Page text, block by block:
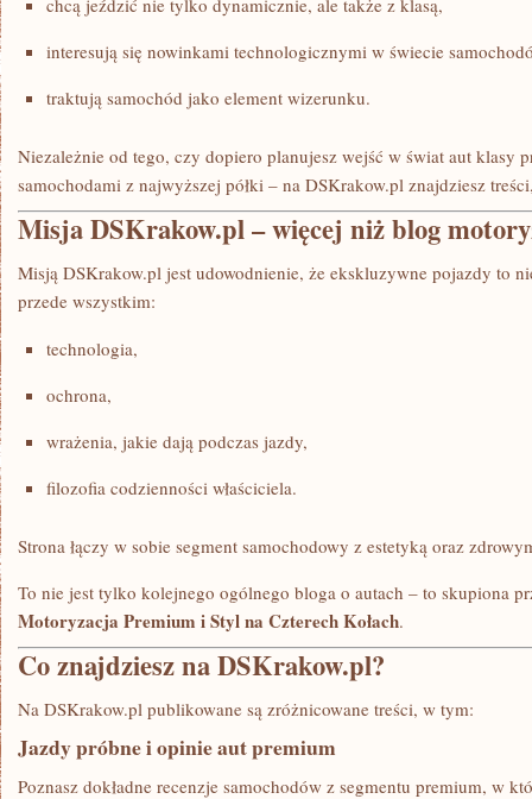
chcą jeździć nie tylko dynamicznie, ale także z klasą,
interesują się nowinkami technologicznymi w świecie
traktują samochód jako element wizerunku.
Niezależnie od tego, czy dopiero planujesz wejść w świat aut klasy
samochodami z najwyższej półki – na DSKrakow.pl znajdziesz
Misja DSKrakow.pl – więcej niż blog
Misją DSKrakow.pl jest udowodnienie, że ekskluzywne pojazdy to
przede wszystkim:
technologia,
ochrona,
wrażenia, jakie dają podczas jazdy,
filozofia codzienności właściciela.
Strona łączy w sobie segment samochodowy z estetyką oraz
To nie jest tylko kolejnego ogólnego bloga o autach – to skupiona
Motoryzacja Premium i Styl na Czterech Kołach.
Co znajdziesz na DSKrakow.pl?
Na DSKrakow.pl publikowane są zróżnicowane treści, w tym:
Jazdy próbne i opinie aut premium
Poznasz dokładne recenzje samochodów z segmentu premium, w